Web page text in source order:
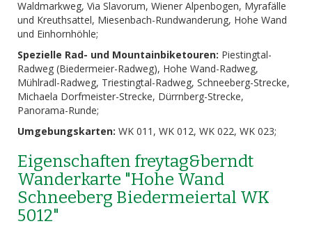
Waldmarkweg, Via Slavorum, Wiener Alpenbogen, Myrafälle
und Kreuthsattel, Miesenbach-Rundwanderung, Hohe Wand
und Einhornhöhle;
Spezielle Rad- und Mountainbiketouren: Piestingtal-
Radweg (Biedermeier-Radweg), Hohe Wand-Radweg,
Mühlradl-Radweg, Triestingtal-Radweg, Schneeberg-Strecke,
Michaela Dorfmeister-Strecke, Dürrnberg-Strecke,
Panorama-Runde;
Umgebungskarten: WK 011, WK 012, WK 022, WK 023;
Eigenschaften freytag&berndt
Wanderkarte "Hohe Wand
Schneeberg Biedermeiertal WK
5012"